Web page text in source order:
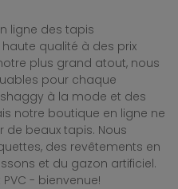
ligne des tapis
qualité à des prix
plus grand atout, nous
pour chaque
à la mode et des
notre boutique en ligne ne
beaux tapis. Nous
des revêtements en
et du gazon artificiel.
- bienvenue!